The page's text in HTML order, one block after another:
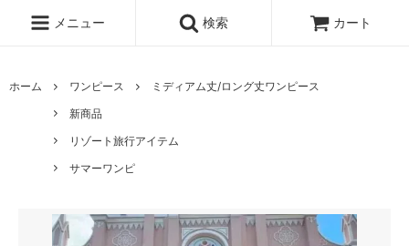
メニュー 検索 カート
ホーム ワンピース
ミディアム丈/ロング丈ワンピース
新商品
リゾート旅行アイテム
サマーワンピ